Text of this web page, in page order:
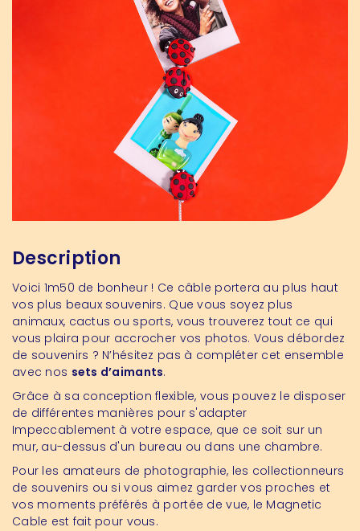
Description
Voici 1m50 de bonheur ! Ce câble portera au plus haut
vos plus beaux souvenirs. Que vous soyez plus
animaux, cactus ou sports, vous trouverez tout ce qui
vous plaira pour accrocher vos photos. Vous débordez
de souvenirs ? N’hésitez pas à compléter cet ensemble
avec nos sets d’aimants.
Grâce à sa conception flexible, vous pouvez le disposer
de différentes manières pour s'adapter
Impeccablement à votre espace, que ce soit sur un
mur, au-dessus d'un bureau ou dans une chambre.
Pour les amateurs de photographie, les collectionneurs
de souvenirs ou si vous aimez garder vos proches et
vos moments préférés à portée de vue, le Magnetic
Cable est fait pour vous.